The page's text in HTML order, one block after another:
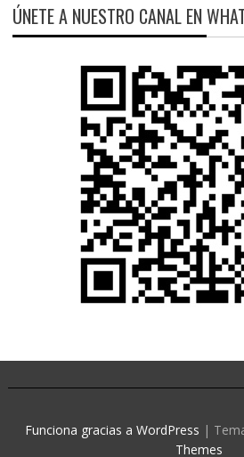
ÚNETE A NUESTRO CANAL EN
Funciona gracias a WordPress |
Themes